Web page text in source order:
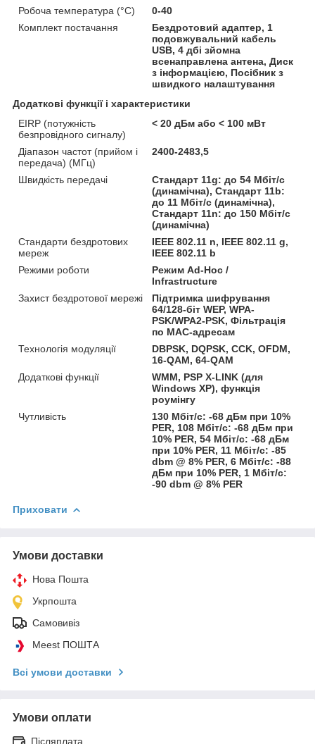
Робоча температура (°C)
0-40
Комплект постачання
Бездротовий адаптер, 1
подовжувальний кабель
USB, 4 дбі зйомна
всенаправлена антена, Диск
з інформацією, Посібник з
швидкого налаштування
Додаткові функції і характеристики
EIRP (потужність
безпровідного сигналу)
< 20 дБм або < 100 мВт
Діапазон частот (прийом і
передача) (МГц)
2400-2483,5
Швидкість передачі
Стандарт 11g: до 54 Мбіт/с
(динамічна), Стандарт 11b:
до 11 Мбіт/с (динамічна),
Стандарт 11n: до 150 Мбіт/с
(динамічна)
Стандарти бездротових
мереж
IEEE 802.11 n, IEEE 802.11 g,
IEEE 802.11 b
Режими роботи
Режим Ad-Hoc /
Infrastructure
Захист бездротової мережі
Підтримка шифрування
64/128-біт WEP, WPA-
PSK/WPA2-PSK, Фільтрація
по MAC-адресам
Технологія модуляції
DBPSK, DQPSK, CCK, OFDM,
16-QAM, 64-QAM
Додаткові функції
WMM, PSP X-LINK (для
Windows XP), функція
роумінгу
Чутливість
130 Мбіт/с: -68 дБм при 10%
PER, 108 Мбіт/с: -68 дБм при
10% PER, 54 Мбіт/с: -68 дБм
при 10% PER, 11 Мбіт/с: -85
dbm @ 8% PER, 6 Мбіт/с: -88
дБм при 10% PER, 1 Мбіт/с:
-90 dbm @ 8% PER
Приховати
Умови доставки
Нова Пошта
Укрпошта
Самовивіз
Meest ПОШТА
Всі умови доставки
Умови оплати
Післяплата